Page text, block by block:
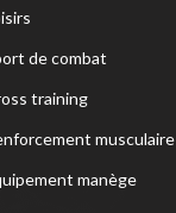
de combat
training
musculaire
manège